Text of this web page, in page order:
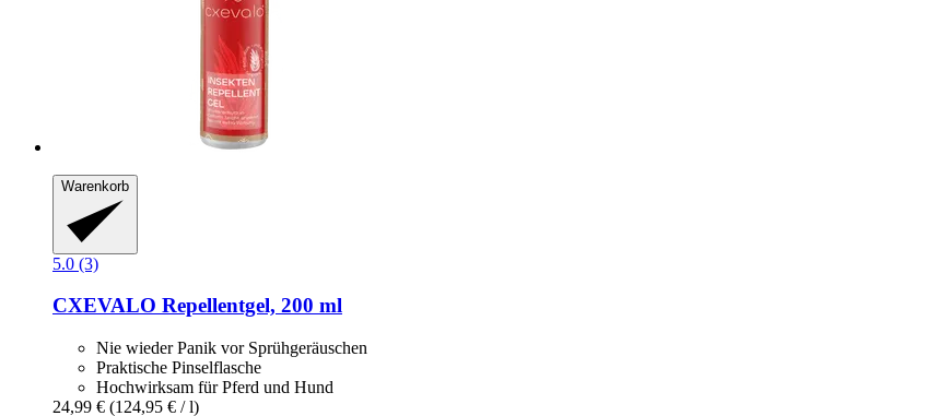
Warenkorb
5.0 (3)
CXEVALO Repellentgel, 200 ml
Nie wieder Panik vor Sprühgeräuschen
Praktische Pinselflasche
Hochwirksam für Pferd und Hund
24,99 € (124,95 € / l)